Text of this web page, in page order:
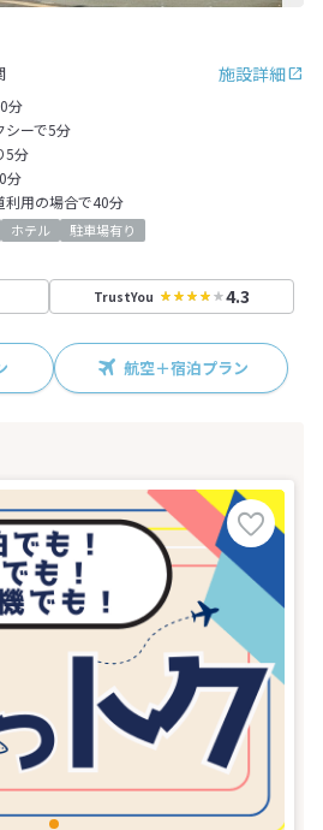
施設詳細
分
シーで5分
5分
分
利用の場合で40分
ホテル
駐車場有り
TrustYou 4.3
航空＋宿泊プラン